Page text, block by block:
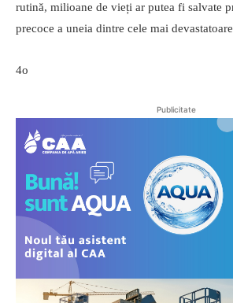
rutină, milioane de vieți ar putea fi salvate
precoce a uneia dintre cele mai
4o
Publicitate